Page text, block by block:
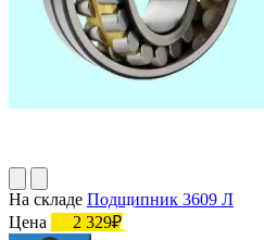
На складе Подшипник 3609 Л
Цена
2 329₽